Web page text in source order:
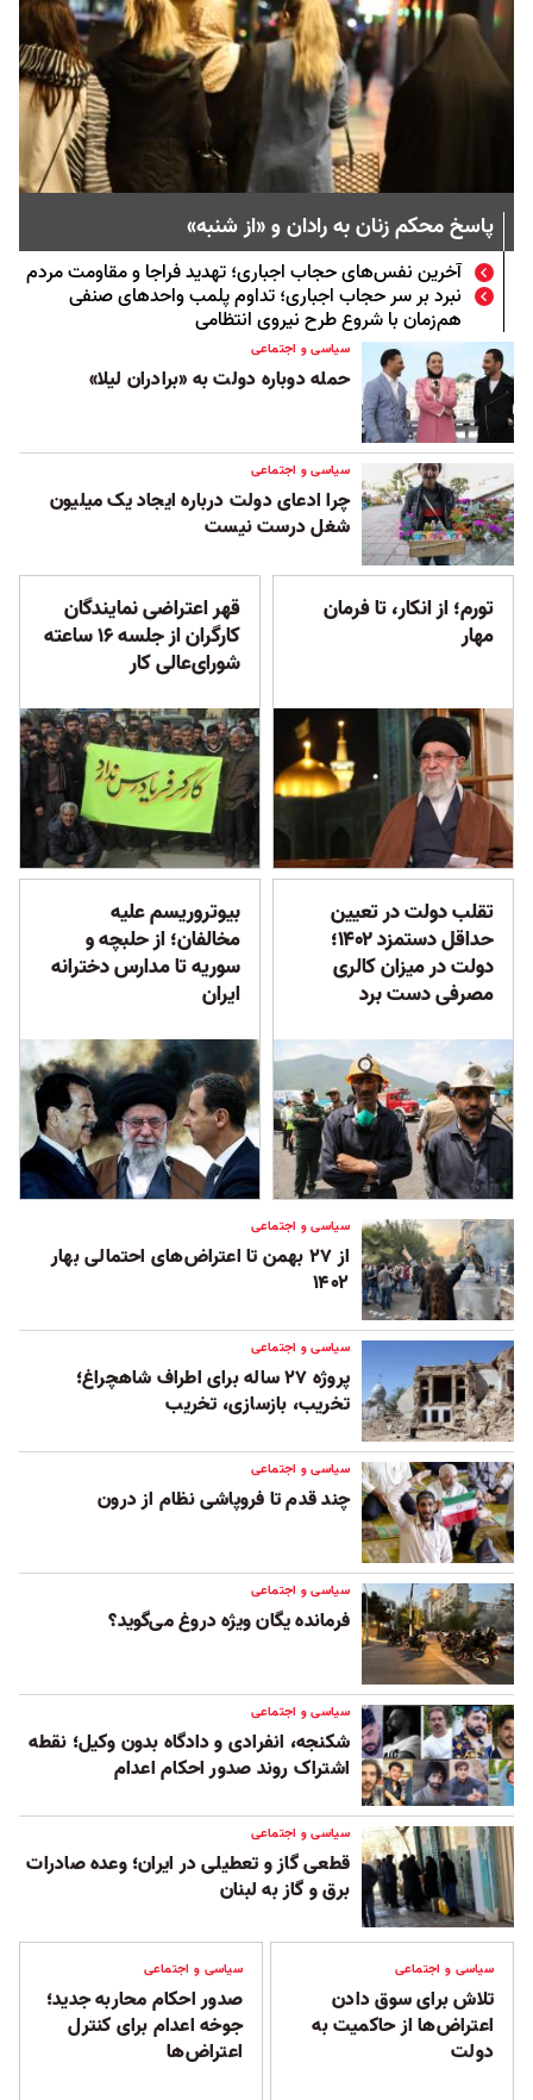
پاسخ محکم زنان به رادان و «از شنبه»
آخرین نفس‌های حجاب اجباری؛ تهدید فراجا و مقاومت مردم
نبرد بر سر حجاب اجباری؛ تداوم پلمب واحدهای صنفی
هم‌زمان با شروع طرح نیروی انتظامی
سیاسی و اجتماعی
حمله دوباره دولت به «برادران لیلا»
سیاسی و اجتماعی
چرا ادعای دولت درباره ایجاد یک میلیون
شغل درست نیست
تورم؛ از انکار، تا فرمان
مهار
قهر اعتراضی نمایندگان
کارگران از جلسه ۱۶ ساعته
شورای‌عالی کار
تقلب دولت در تعیین
حداقل دستمزد ۱۴۰۲؛
دولت در میزان کالری
مصرفی دست برد
بیوتروریسم علیه
مخالفان؛ از حلبچه و
سوریه تا مدارس دخترانه
ایران
سیاسی و اجتماعی
از ۲۷ بهمن تا اعتراض‌های احتمالی بهار
۱۴۰۲
سیاسی و اجتماعی
پروژه ۲۷ ساله برای اطراف شاهچراغ؛
تخریب، بازسازی، تخریب
سیاسی و اجتماعی
چند قدم تا فروپاشی نظام از درون
سیاسی و اجتماعی
فرمانده یگان ویژه دروغ می‌گوید؟
سیاسی و اجتماعی
شکنجه، انفرادی و دادگاه بدون وکیل؛ نقطه
اشتراک روند صدور احکام اعدام
سیاسی و اجتماعی
قطعی گاز و تعطیلی در ایران؛ وعده صادرات
برق و گاز به لبنان
سیاسی و اجتماعی
تلاش برای سوق دادن
اعتراض‌ها از حاکمیت به
دولت
سیاسی و اجتماعی
صدور احکام محاربه جدید؛
جوخه اعدام برای کنترل
اعتراض‌ها